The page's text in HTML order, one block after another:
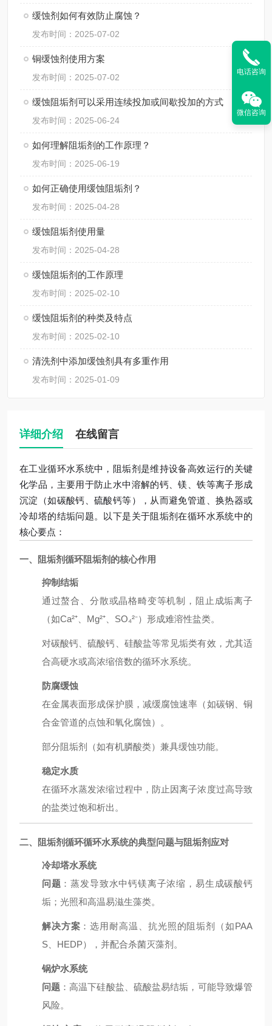
缓蚀剂如何有效防止腐蚀？
发布时间：2025-07-02
铜缓蚀剂使用方案
发布时间：2025-07-02
缓蚀阻垢剂可以采用连续投加或间歇投加的方式
发布时间：2025-06-24
如何理解阻垢剂的工作原理？
发布时间：2025-06-19
如何正确使用缓蚀阻垢剂？
发布时间：2025-04-28
缓蚀阻垢剂使用量
发布时间：2025-04-28
缓蚀阻垢剂的工作原理
发布时间：2025-02-10
缓蚀阻垢剂的种类及特点
发布时间：2025-02-10
清洗剂中添加缓蚀剂具有多重作用
发布时间：2025-01-09
详细介绍 在线留言
在工业循环水系统中，阻垢剂是维持设备高效运行的关键
化学品，主要用于防止水中溶解的钙、镁、铁等离子形成
沉淀（如碳酸钙、硫酸钙等），从而避免管道、换热器或
冷却塔的结垢问题。以下是关于阻垢剂在循环水系统中的
核心要点：
一、 阻垢剂循环阻垢剂的核心作用
抑制结垢
通过螯合、分散或晶格畸变等机制，阻止成垢离子
（如Ca²⁺、Mg²⁺、SO₄²⁻）形成难溶性盐类。
对碳酸钙、硫酸钙、硅酸盐等常见垢类有效，尤其适
合高硬水或高浓缩倍数的循环水系统。
防腐缓蚀
在金属表面形成保护膜，减缓腐蚀速率（如碳钢、铜
合金管道的点蚀和氧化腐蚀）。
部分阻垢剂（如有机膦酸类）兼具缓蚀功能。
稳定水质
在循环水蒸发浓缩过程中，防止因离子浓度过高导致
的盐类过饱和析出。
二、 阻垢剂循环循环水系统的典型问题与阻垢剂应对
冷却塔水系统
问题 ：蒸发导致水中钙镁离子浓缩，易生成碳酸钙
垢；光照和高温易滋生藻类。
解决方案 ：选用耐高温、抗光照的阻垢剂（如PAA
S、HEDP），并配合杀菌灭藻剂。
锅炉水系统
问题 ：高温下硅酸盐、硫酸盐易结垢，可能导致爆管
风险。
电话咨询
微信咨询